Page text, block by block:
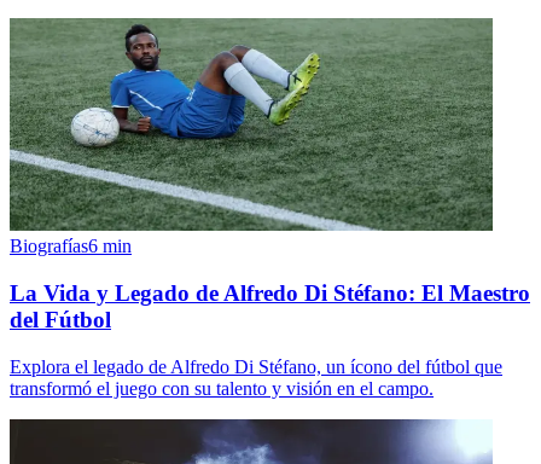
Biografías6 min
La Vida y Legado de Alfredo Di Stéfano: El Maestro
del Fútbol
Explora el legado de Alfredo Di Stéfano, un ícono del fútbol que
transformó el juego con su talento y visión en el campo.